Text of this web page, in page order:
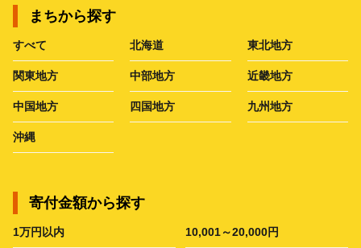
まちから探す
すべて 北海道 東北地方
関東地方 中部地方 近畿地方
中国地方 四国地方 九州地方
沖縄
寄付金額から探す
1万円以内 10,001～20,000円